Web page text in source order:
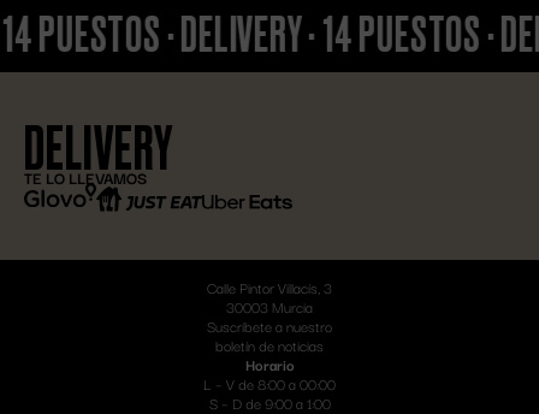
DELIVERY
TE LO LLEVAMOS
·DELIVERY·14 PUESTOS·
Calle Pintor Villacís, 3
30003 Murcia
Suscríbete a nuestro
boletín de noticias
Horario
L – V de 8:00 a 00:00
S – D de 9:00 a 1:00